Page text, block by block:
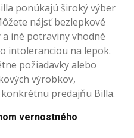
ponúkajú široký výber
nájsť bezlepkové
iné potraviny vhodné
intoleranciou na lepok.
požiadavky alebo
výrobkov,
predajňu Billa.
vernostného